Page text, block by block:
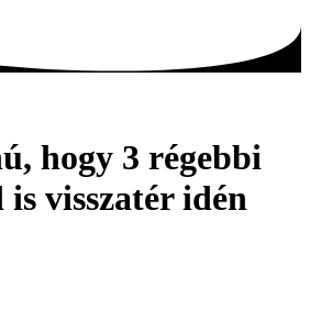
hogy 3 régebbi
visszatér idén